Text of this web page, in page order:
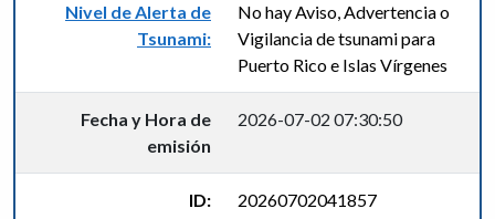
Nivel de Alerta de
Tsunami:
No hay Aviso, Advertencia o
Vigilancia de tsunami para
Puerto Rico e Islas Vírgenes
Fecha y Hora de
emisión
2026-07-02 07:30:50
ID: 20260702041857